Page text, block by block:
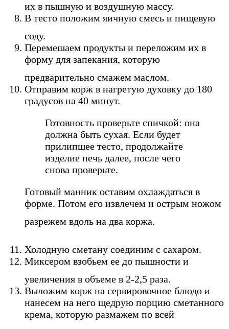
их в пышную и воздушную массу.
В тесто положим яичную смесь и пищевую
соду.
Перемешаем продукты и переложим их в
форму для запекания, которую
предварительно смажем маслом.
Отправим корж в нагретую духовку до 180
градусов на 40 минут.
Готовность проверьте спичкой: она
должна быть сухая. Если будет
прилипшее тесто, продолжайте
изделие печь далее, после чего
снова проверьте.
Готовый манник оставим охлаждаться в
форме. Потом его извлечем и острым ножом
разрежем вдоль на два коржа.
Холодную сметану соединим с сахаром.
Миксером взобьем ее до пышности и
увеличения в объеме в 2-2,5 раза.
Выложим корж на сервировочное блюдо и
нанесем на него щедрую порцию сметанного
крема, которую размажем по всей